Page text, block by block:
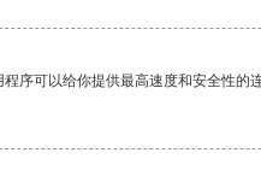
序可以给你提供最高速度和安全性的